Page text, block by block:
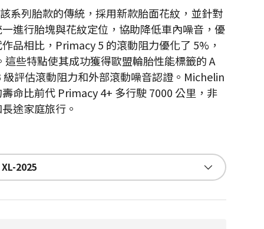
系列胎款的傳統，採用新款胎面花紋，並針對
進行胎塊與花紋定位，協助降低車內噪音，優
品相比，Primacy 5 的滾動阻力優化了 5%，
這些特點使其成功獲得歐盟輪胎性能標籤的 A
級評估滾動阻力和外部滾動噪音認證。Michelin
命比前代 Primacy 4+ 多行駛 7000 公里，非
途家庭旅行。
2025